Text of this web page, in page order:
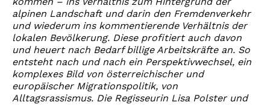
alpinen Landschaft und darin den Fremdenverkehr
und wiederum ins kommentierende Verhältnis der
lokalen Bevölkerung. Diese profitiert auch davon
und heuert nach Bedarf billige Arbeitskräfte an. So
entsteht nach und nach ein Perspektivwechsel, ein
komplexes Bild von österreichischer und
europäischer Migrationspolitik, von
Alltagsrassismus. Die Regisseurin Lisa Polster und